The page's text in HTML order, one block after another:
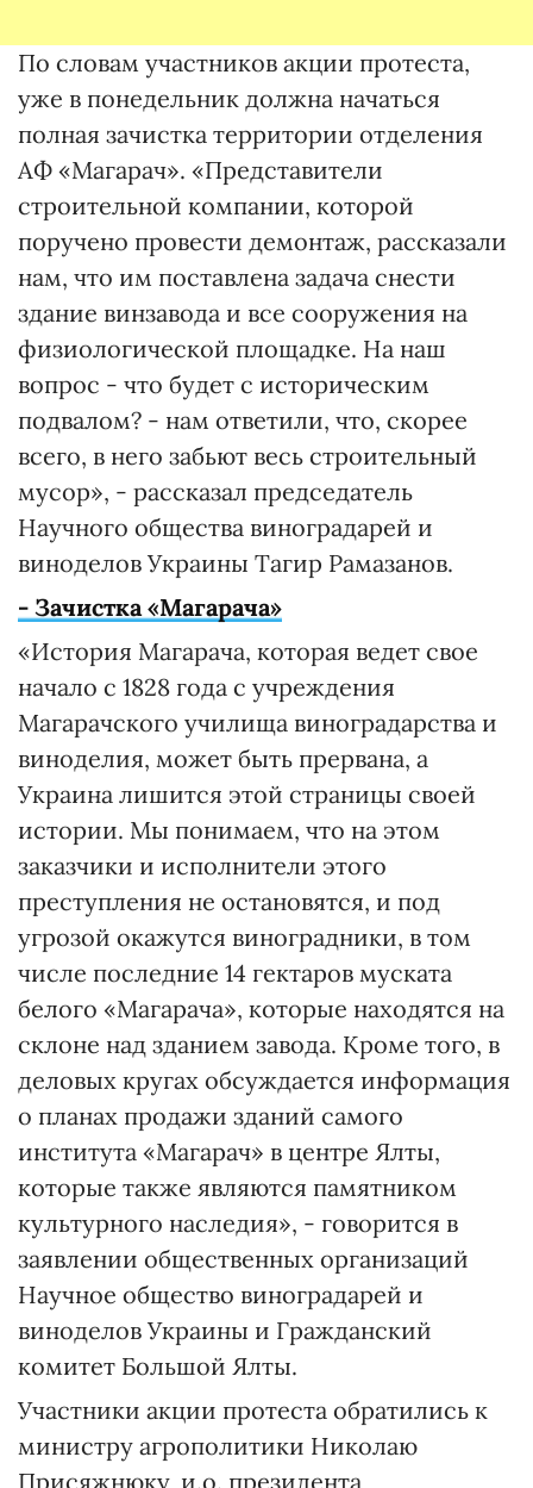
По словам участников акции протеста,
уже в понедельник должна начаться
полная зачистка территории отделения
АФ «Магарач». «Представители
строительной компании, которой
поручено провести демонтаж, рассказали
нам, что им поставлена задача снести
здание винзавода и все сооружения на
физиологической площадке. На наш
вопрос - что будет с историческим
подвалом? - нам ответили, что, скорее
всего, в него забьют весь строительный
мусор», - рассказал председатель
Научного общества виноградарей и
виноделов Украины Тагир Рамазанов.
- Зачистка «Магарача»
«История Магарача, которая ведет свое
начало с 1828 года с учреждения
Магарачского училища виноградарства и
виноделия, может быть прервана, а
Украина лишится этой страницы своей
истории. Мы понимаем, что на этом
заказчики и исполнители этого
преступления не остановятся, и под
угрозой окажутся виноградники, в том
числе последние 14 гектаров муската
белого «Магарача», которые находятся на
склоне над зданием завода. Кроме того, в
деловых кругах обсуждается информация
о планах продажи зданий самого
института «Магарач» в центре Ялты,
которые также являются памятником
культурного наследия», - говорится в
заявлении общественных организаций
Научное общество виноградарей и
виноделов Украины и Гражданский
комитет Большой Ялты.
Участники акции протеста обратились к
министру агрополитики Николаю
Присяжнюку, и.о. президента